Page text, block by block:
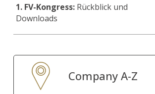
1. FV-Kongress: Rückblick und
Downloads
Company A-Z